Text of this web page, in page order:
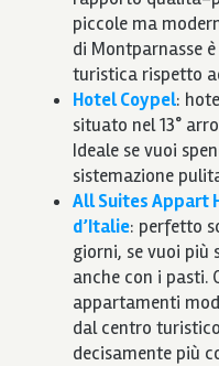
piccole ma
di Montparnasse
turistica rispetto
Hotel Coypel:
situato nel 13°
Ideale se vuoi
sistemazione
All Suites Appart
d’Italie: perfetto
giorni, se vuoi più
anche con i
appartamenti
dal centro
decisamente più